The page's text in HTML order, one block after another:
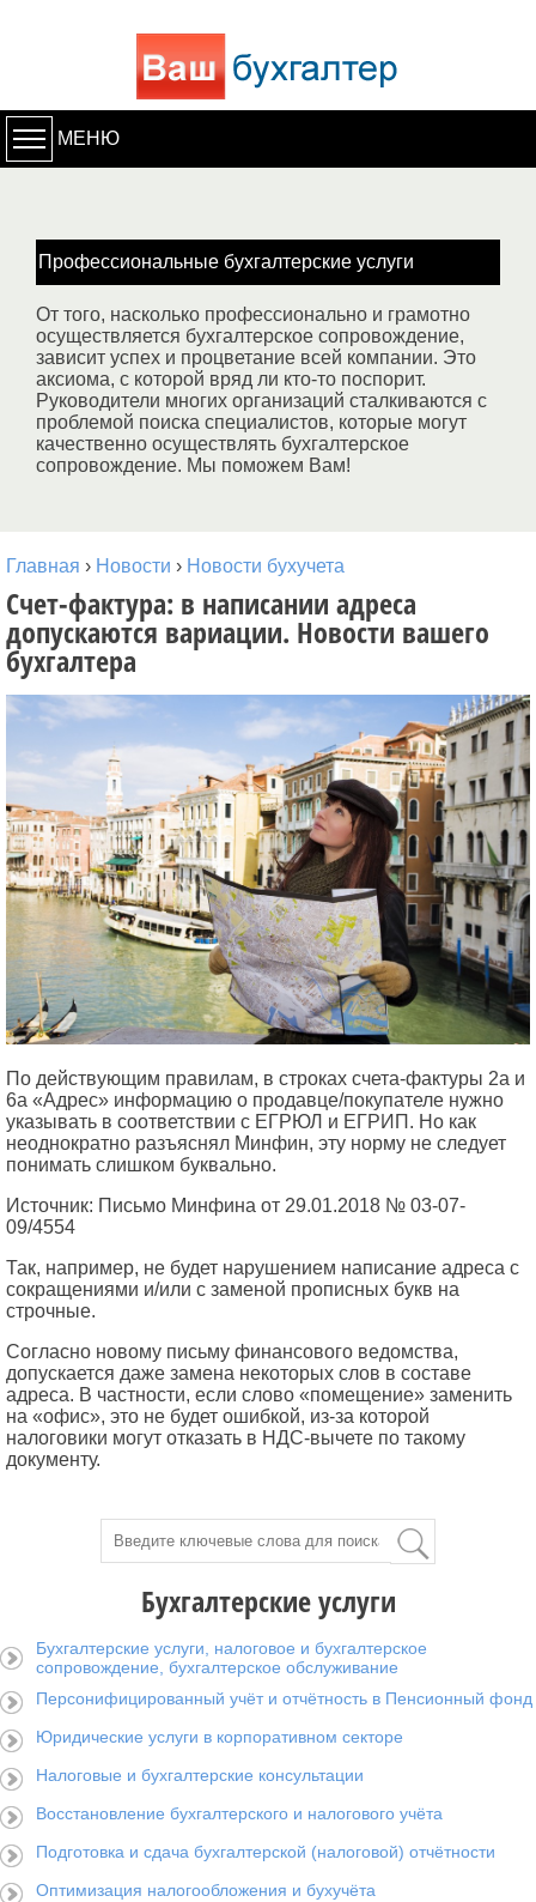
МЕНЮ
Профессиональные бухгалтерские услуги
От того, насколько профессионально и грамотно
осуществляется бухгалтерское сопровождение,
зависит успех и процветание всей компании. Это
аксиома, с которой вряд ли кто-то поспорит.
Руководители многих организаций сталкиваются с
проблемой поиска специалистов, которые могут
качественно осуществлять бухгалтерское
сопровождение. Мы поможем Вам!
Главная › Новости › Новости бухучета
Счет-фактура: в написании адреса
допускаются вариации. Новости вашего
бухгалтера
По действующим правилам, в строках счета-фактуры 2а и
6а «Адрес» информацию о продавце/покупателе нужно
указывать в соответствии с ЕГРЮЛ и ЕГРИП. Но как
неоднократно разъяснял Минфин, эту норму не следует
понимать слишком буквально.
Источник: Письмо Минфина от 29.01.2018 № 03-07-
09/4554
Так, например, не будет нарушением написание адреса с
сокращениями и/или с заменой прописных букв на
строчные.
Согласно новому письму финансового ведомства,
допускается даже замена некоторых слов в составе
адреса. В частности, если слово «помещение» заменить
на «офис», это не будет ошибкой, из-за которой
налоговики могут отказать в НДС-вычете по такому
документу.
Бухгалтерские услуги
Бухгалтерские услуги, налоговое и бухгалтерское
сопровождение, бухгалтерское обслуживание
Персонифицированный учёт и отчётность в Пенсионный фонд
Юридические услуги в корпоративном секторе
Налоговые и бухгалтерские консультации
Восстановление бухгалтерского и налогового учёта
Подготовка и сдача бухгалтерской (налоговой) отчётности
Оптимизация налогообложения и бухучёта